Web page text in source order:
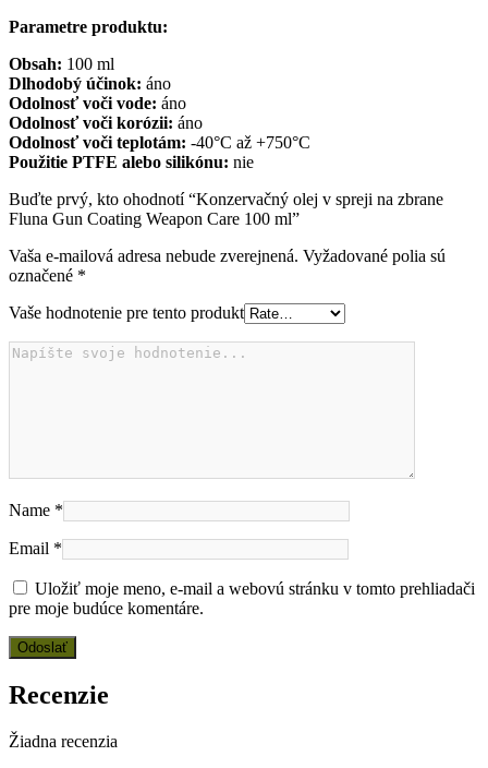
Parametre produktu:
Obsah: 100 ml
Dlhodobý účinok: áno
Odolnosť voči vode: áno
Odolnosť voči korózii: áno
Odolnosť voči teplotám: -40°C až +750°C
Použitie PTFE alebo silikónu: nie
Buďte prvý, kto ohodnotí “Konzervačný olej v spreji na zbrane
Fluna Gun Coating Weapon Care 100 ml”
Vaša e-mailová adresa nebude zverejnená. Vyžadované polia sú
označené *
Vaše hodnotenie pre tento produkt
Name *
Email *
Uložiť moje meno, e-mail a webovú stránku v tomto prehliadači
pre moje budúce komentáre.
Recenzie
Žiadna recenzia